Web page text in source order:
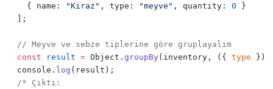
  { name:
"Kiraz" , type: "meyve" , quantity: 0
const result = Object. groupBy(inventory, ({ type })
console. log